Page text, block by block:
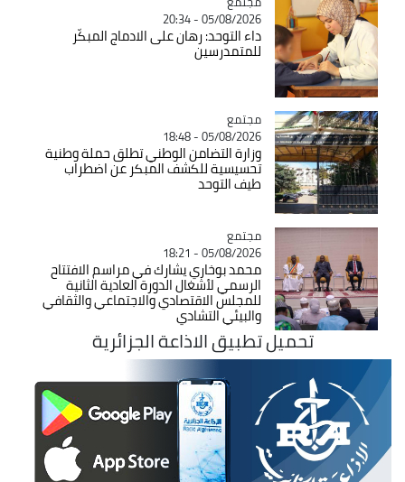
05/08/2026 - 20:34
داء التوحد: رهان على الادماج المبكّر
للمتمدرسين
Catégorie
مجتمع
05/08/2026 - 18:48
وزارة التضامن الوطني تطلق حملة وطنية
تحسيسية للكشف المبكر عن اضطراب
طيف التوحد
Catégorie
مجتمع
05/08/2026 - 18:21
محمد بوخاري يشارك في مراسم الافتتاح
الرسمي لأشغال الدورة العادية الثانية
للمجلس الاقتصادي والاجتماعي والثقافي
والبيئي التشادي
تحميل تطبيق الاذاعة الجزائرية